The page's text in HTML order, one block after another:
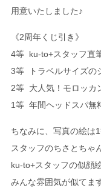
用意いたしました♪
《2周年くじ引き》
4等ku-to+スタッフ直
3等
トラベルサイズの
2等 大人気！モロッカ
1等 年間ヘッドスパ無
ちなみに、写真の絵は1
スタッフのちさとちゃ
ku-to+スタッフの似顔
みんな雰囲気が似てま